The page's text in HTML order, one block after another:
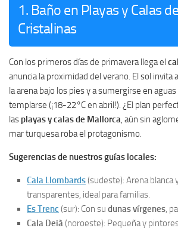
1. Baño en Playas y Calas
Cristalinas
Con los primeros días de primavera llega el
anuncia la proximidad del verano. El sol invita
la arena bajo los pies y a sumergirse en
templarse (¡18-22°C en abril!). ¿El plan
las playas y calas de Mallorca , aún sin
mar turquesa roba el protagonismo.
Sugerencias de nuestros guías locales:
Cala Llombards(sudeste): Arena blanca
transparentes, ideal para familias.
Es Trenc (sur): Con su dunas vírgenes ,
Cala Deià (noroeste): Pequeña y